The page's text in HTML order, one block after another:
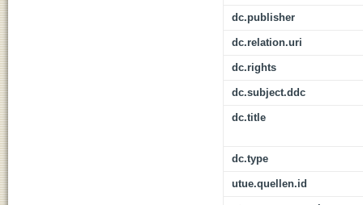
dc.publisher
dc.relation.uri
dc.rights
dc.subject.ddc
dc.title
dc.type
utue.quellen.id